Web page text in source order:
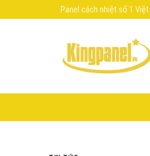
Panel cách nhiệt số 1 Việt